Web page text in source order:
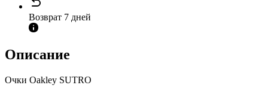
Возврат 7 дней
Описание
Очки Oakley SUTRO